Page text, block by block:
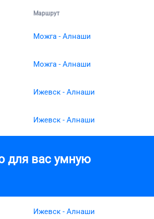
Маршрут
Можга - Алнаши
Можга - Алнаши
Ижевск - Алнаши
Ижевск - Алнаши
для вас умную
Ижевск - Алнаши